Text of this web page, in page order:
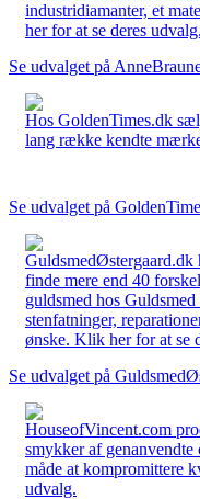
industridiamanter, et
her for at se deres udvalg.
Se udvalget på
Hos GoldenTimes.dk
lang række kendte
Se udvalget på
finde mere end 40
guldsmed hos
stenfatninger,
ønske. Klik her for at se
Se udvalget på
HouseofVincent.com
smykker af genanvendte
måde at kompromittere
udvalg.